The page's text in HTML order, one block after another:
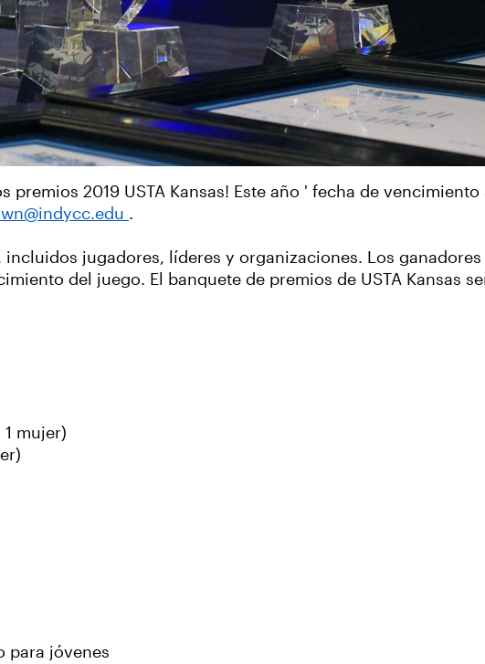
2019 USTA Kansas! Este año ' fecha de vencimiento
.
jugadores, líderes y organizaciones. Los
del juego. El banquete de premios de USTA Kansas
mujer)
para jóvenes